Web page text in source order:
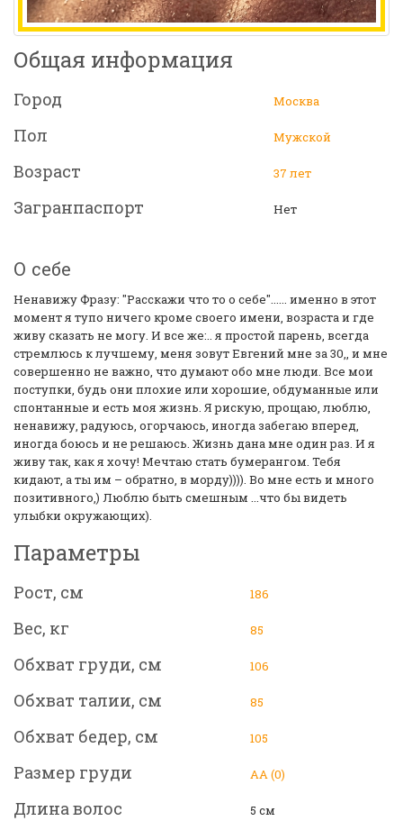
Общая информация
Город Москва
Пол Мужской
Возраст 37 лет
Загранпаспорт Нет
О себе
Ненавижу Фразу: "Расскажи что то о себе"...... именно в этот
момент я тупо ничего кроме своего имени, возраста и где
живу сказать не могу. И все же:.. я простой парень, всегда
стремлюсь к лучшему, меня зовут Евгений мне за 30,, и мне
совершенно не важно, что думают обо мне люди. Все мои
поступки, будь они плохие или хорошие, обдуманные или
спонтанные и есть моя жизнь. Я рискую, прощаю, люблю,
ненавижу, радуюсь, огорчаюсь, иногда забегаю вперед,
иногда боюсь и не решаюсь. Жизнь дана мне один раз. И я
живу так, как я хочу! Мечтаю стать бумерангом. Тебя
кидают, а ты им – обратно, в морду)))). Во мне есть и много
позитивного,) Люблю быть смешным ...что бы видеть
улыбки окружающих).
Параметры
Рост, см 186
Вес, кг 85
Обхват груди, см 106
Обхват талии, см 85
Обхват бедер, см 105
Размер груди АА (0)
Длина волос 5 см